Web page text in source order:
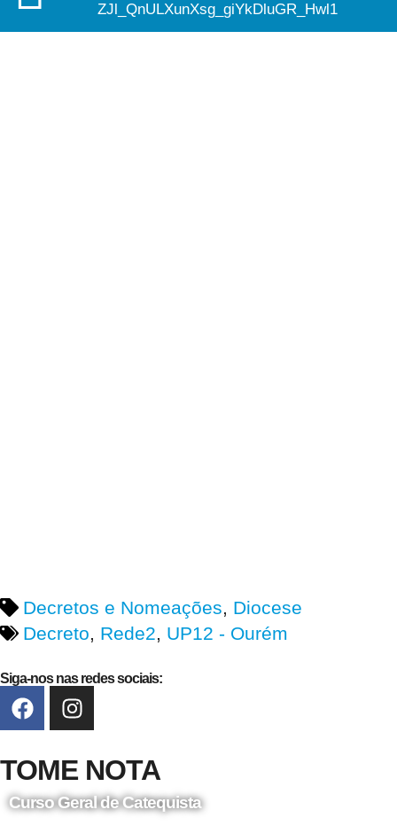
ZJl_QnULXunXsg_giYkDluGR_Hwl1
Decretos e Nomeações, Diocese
Decreto, Rede2, UP12 - Ourém
Siga-nos nas redes sociais:
TOME NOTA
Curso Geral de Catequista